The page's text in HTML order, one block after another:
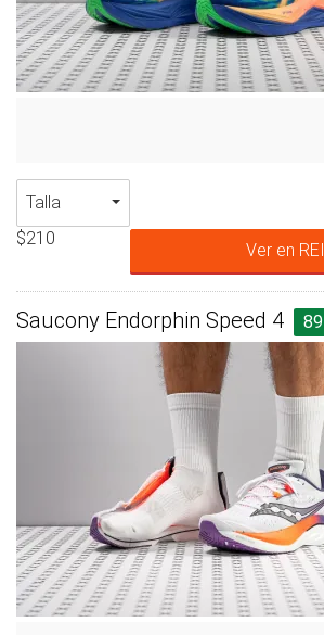
Talla
$210
Ver en REI
Saucony Endorphin Speed 4 89